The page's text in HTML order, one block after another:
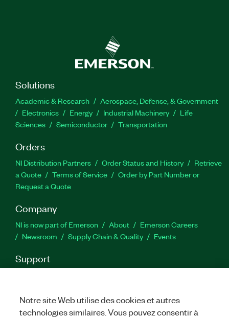
Solutions
Academic & Research
Aerospace, Defense, & Government
Electronics
Energy Industrial Machinery
Life
Sciences
Semiconductor Transportation
Orders
NI Distribution Partners Order Status and History
Retrieve
a Quote
Terms of Service
Order by Part Number or
Request a Quote
Company
NI is now part of Emerson About
Emerson Careers
Newsroom
Supply Chain & Quality Events
Support
Feedback
Notre site Web utilise des cookies et autres
technologies similaires. Vous pouvez consentir à